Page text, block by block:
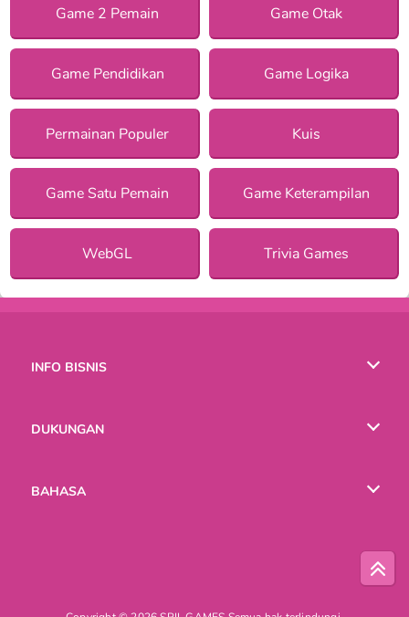
Game 2 Pemain Game Otak
Game Pendidikan Game Logika
Permainan Populer Kuis
Game Satu Pemain Game Keterampilan
WebGL Trivia Games
INFO BISNIS
DUKUNGAN
BAHASA